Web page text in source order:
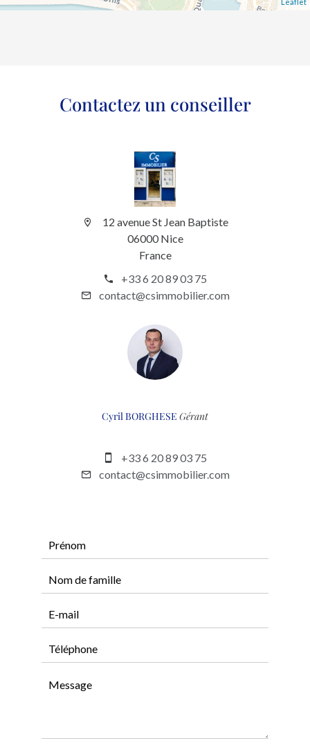
Contactez un conseiller
12 avenue St Jean Baptiste
06000 Nice
France
+33 6 20 89 03 75
contact@csimmobilier.com
Cyril BORGHESE Gérant
+33 6 20 89 03 75
contact@csimmobilier.com